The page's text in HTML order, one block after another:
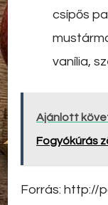
csípős
vanília,
Ajánlott
Fogyókúrás
Forrás: http://